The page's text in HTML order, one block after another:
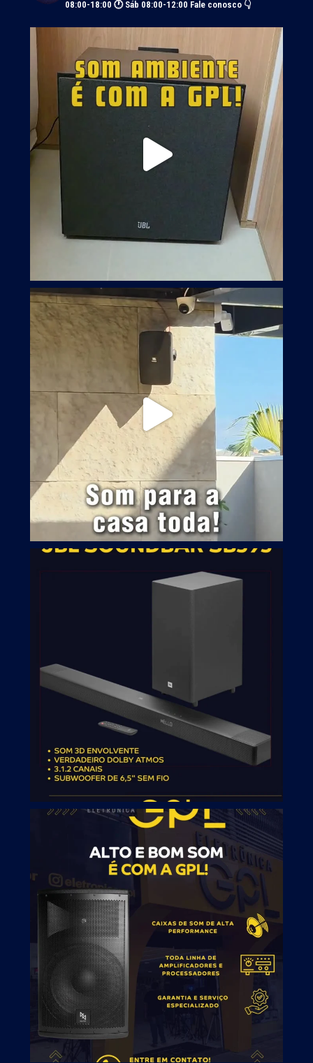
08:00-18:00 🕐 Sáb 08:00-12:00 Fale conosco 👇